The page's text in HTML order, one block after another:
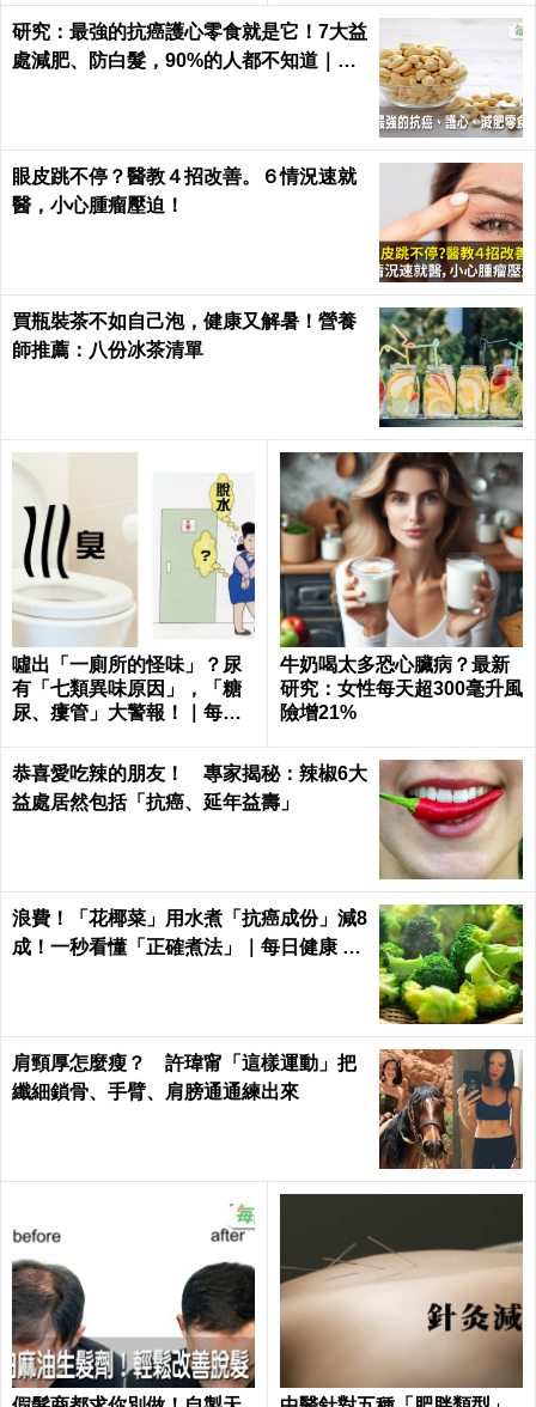
alth
研究：最強的抗癌護心零食就是它！7大益
處減肥、防白髮，90%的人都不知道｜每
眼皮跳不停？醫教４招改善。６情況速就
醫，小心腫瘤壓迫！
買瓶裝茶不如自己泡，健康又解暑！營養
師推薦：八份冰茶清單
噓出「一廁所的怪味」？尿
有「七類異味原因」，「糖
尿、瘻管」大警報！｜每日
牛奶喝太多恐心臟病？最新
研究：女性每天超300毫升風
險增21%
恭喜愛吃辣的朋友！ 專家揭秘：辣椒6大
益處居然包括「抗癌、延年益壽」
浪費！「花椰菜」用水煮「抗癌成份」減8
成！一秒看懂「正確煮法」｜每日健康 He
肩頸厚怎麼瘦？ 許瑋甯「這樣運動」把
纖細鎖骨、手臂、肩膀通通練出來